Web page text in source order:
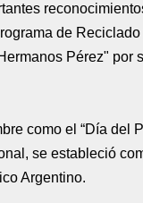
de
Pérez" por
como el “Día del
se estableció
Argentino.